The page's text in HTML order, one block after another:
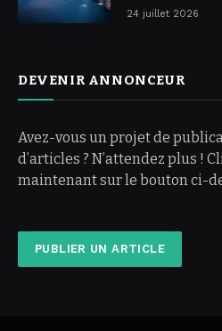
24 juillet 2026
DEVENIR ANNONCEUR
Avez-vous un projet de
d’articles ? N’attendez plus !
maintenant sur le bouton ci-
PUBLIER UN ARTICLE